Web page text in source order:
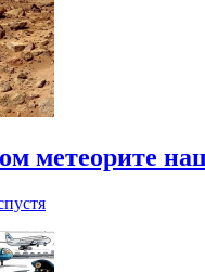
метеорите